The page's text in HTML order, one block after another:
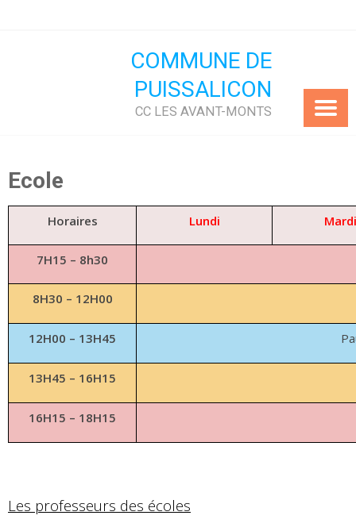
COMMUNE DE
PUISSALICON
CC LES AVANT-MONTS
Ecole
Horaires Lundi Mardi
7H15 – 8h30
8H30 – 12H00
12H00 – 13H45
13H45 – 16H15
16H15 – 18H15
Les professeurs des écoles